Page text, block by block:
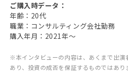
ご購入時データ：
年齢：20代
職業：コンサルティング会社勤務
購入年月：2021年〜
※本インタビューの内容は、あくまで出演
あり、投資の成否を保証するものではあり